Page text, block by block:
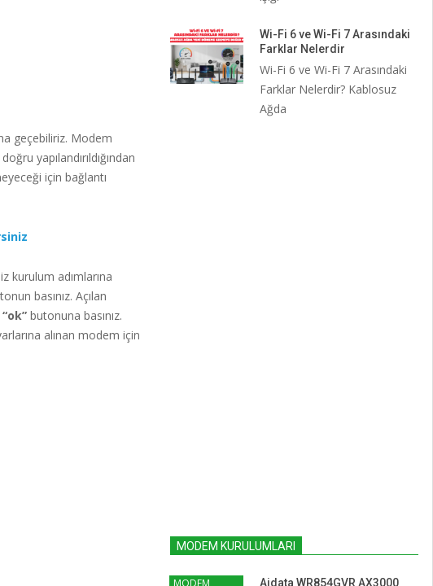
geçebiliriz. Modem
yapılandırıldığından
için bağlantı
kurulum adımlarına
basınız. Açılan
“ok”butonuna basınız.
alınan modem için
Wi-Fi 6 ve Wi-Fi 7 Arasındaki
Farklar Nelerdir
Wi-Fi 6 ve Wi-Fi 7 Arasındaki
Farklar Nelerdir? Kablosuz
Ağda
MODEM KURULUMLARI
MODEM Aidata WR854GVR AX3000